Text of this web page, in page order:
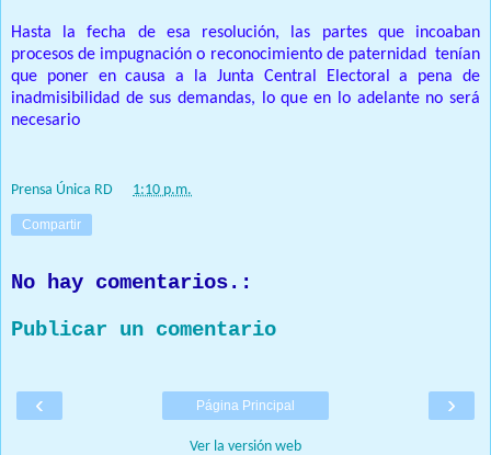
Hasta la fecha de esa resolución, las partes que incoaban
procesos de impugnación o reconocimiento de paternidad tenían
que poner en causa a la Junta Central Electoral a pena de
inadmisibilidad de sus demandas, lo que en lo adelante no será
necesario
Prensa Única RD 1:10 p.m.
Compartir
No hay comentarios.:
Publicar un comentario
‹ ›
Página Principal
Ver la versión web